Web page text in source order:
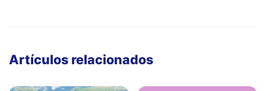
Artículos relacionados